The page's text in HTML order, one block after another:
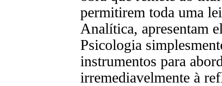
permitirem toda uma
Analítica, apresentam
Psicologia
instrumentos para
irremediavelmente à